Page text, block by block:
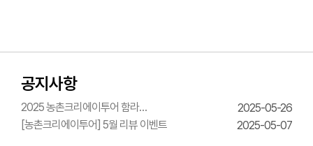
공지사항
2025 농촌크리에이투어 함라
한옥체험관 웨딩의상체험
2025-05-26
[농촌크리에이투어] 5월 리뷰 이벤트
2025-05-07